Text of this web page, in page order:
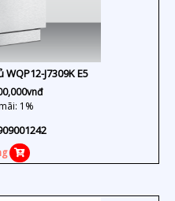
J7309K E5
vnđ
1%